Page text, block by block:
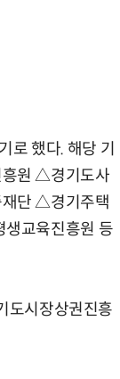
했다. 해당 기
원 △경기도사
단 △경기주택
교육진흥원 등
도시장상권진흥